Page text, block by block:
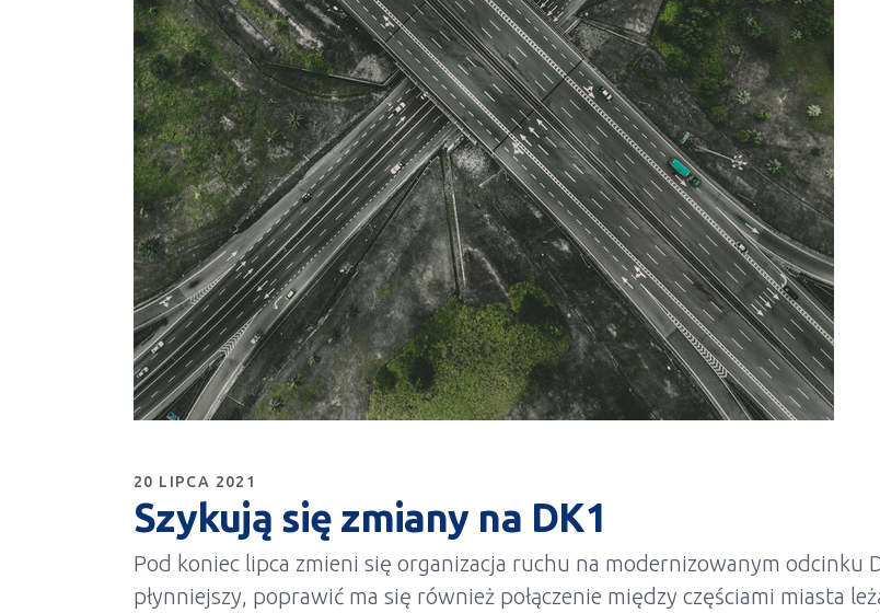
20 LIPCA 2021
Szykują się zmiany na DK1
Pod koniec lipca zmieni się organizacja ruchu na modernizowanym odcinku
płynniejszy, poprawić ma się również połączenie między częściami miasta